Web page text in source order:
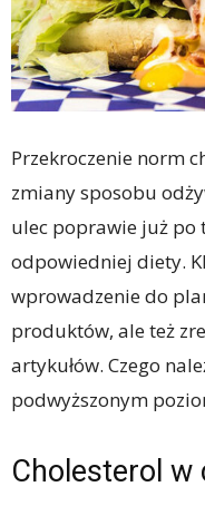
Przekroczenie norm
zmiany sposobu
ulec poprawie już po
odpowiedniej diety.
wprowadzenie do
produktów, ale też
artykułów. Czego
podwyższonym
Cholesterol w